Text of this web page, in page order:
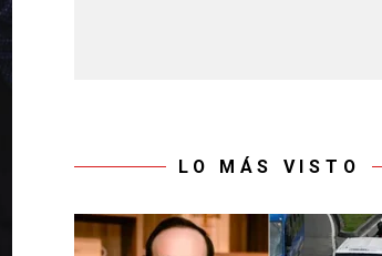
LO MÁS VISTO